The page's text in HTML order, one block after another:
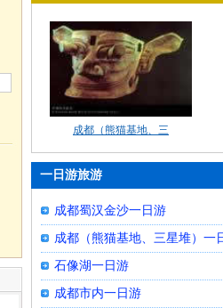
成都（熊猫基地、三
一日游旅游
成都蜀汉金沙一日游
成都（熊猫基地、三星堆）一
石像湖一日游
成都市内一日游